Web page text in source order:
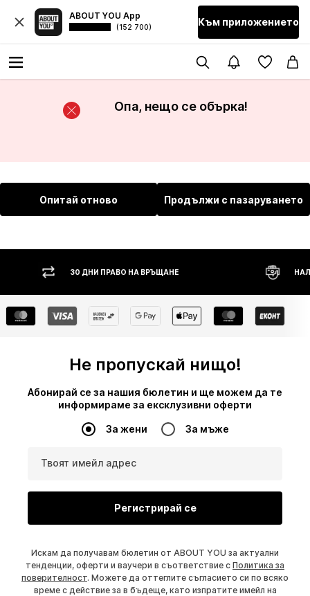
ABOUT YOU App
(152 700) Към приложението
Опа, нещо се обърка!
Опитай отново Продължи с пазаруването
30 ДНИ ПРАВО НА ВРЪЩАНЕ
Не пропускай нищо!
Абонирай се за нашия бюлетин и ще можем да те
информираме за ексклузивни оферти
За жени За мъже
Твоят имейл адрес
Регистрирай се
Искам да получавам бюлетин от ABOUT YOU за актуални
тенденции, оферти и ваучери в съответствие с Политика за
поверителност. Можете да оттеглите съгласието си по всяко
време с действие за в бъдеще, като изпратите имейл на